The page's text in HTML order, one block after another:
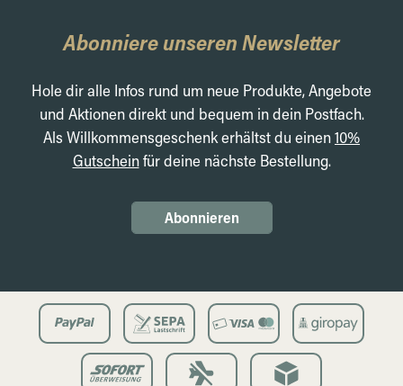
Abonniere unseren Newsletter
Hole dir alle Infos rund um neue Produkte, Angebote
und Aktionen direkt und bequem in dein Postfach.
Als Willkommensgeschenk erhältst du einen10%
Gutscheinfür deine nächste Bestellung.
Abonnieren